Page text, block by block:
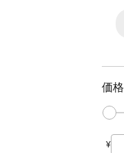
価格
¥